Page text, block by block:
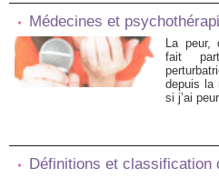
Médecines et
La peur,
fait
depuis la
si j’ai
Définitions et classification